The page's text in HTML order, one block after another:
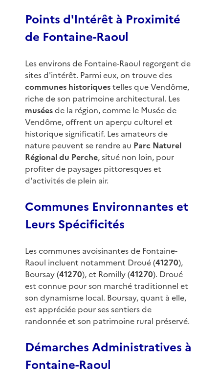
Points d'Intérêt à Proximité
de Fontaine-Raoul
Les environs de Fontaine-Raoul regorgent de
sites d'intérêt. Parmi eux, on trouve des
communes historiquestelles que Vendôme,
riche de son patrimoine architectural. Les
muséesde la région, comme le Musée de
Vendôme, offrent un aperçu culturel et
historique significatif. Les amateurs de
nature peuvent se rendre au Parc Naturel
Régional du Perche, situé non loin, pour
profiter de paysages pittoresques et
d'activités de plein air.
Communes Environnantes et
Leurs Spécificités
Les communes avoisinantes de Fontaine-
Raoul incluent notamment Droué (41270),
Boursay (41270), et Romilly (41270). Droué
est connue pour son marché traditionnel et
son dynamisme local. Boursay, quant à elle,
est appréciée pour ses sentiers de
randonnée et son patrimoine rural préservé.
Démarches Administratives à
Fontaine-Raoul